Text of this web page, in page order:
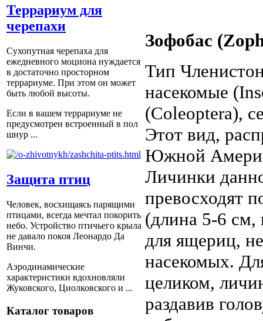
Террариум для
черепахи
Сухопутная черепаха для
ежедневного моциона нуждается
в достаточно просторном
террариуме. При этом он может
быть любой высоты.
Если в вашем террариуме не
предусмотрен встроенный в пол
шнур ...
Защита птиц
Человек, восхищаясь парящими
птицами, всегда мечтал покорить
небо. Устройство птичьего крыла
не давало покоя Леонардо Да
Винчи.
Аэродинамические
характеристики вдохновляли
Жуковского, Циолковского и ...
Каталог товаров
Зофобас
Тип
насекомые
(Coleoptera),
Этот вид,
Южной
Личинки
превосходят
(длина 5-6
для ящериц,
насекомых.
целиком,
раздавив